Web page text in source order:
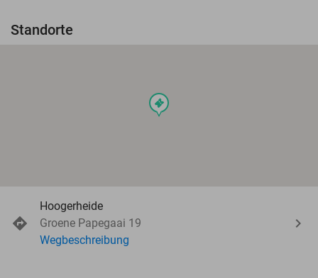
Standorte
events
Hoogerheide
Groene Papegaai 19
Wegbeschreibung